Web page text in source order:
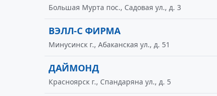
Большая Мурта пос., Садовая ул., д. 3
ВЭЛЛ-С ФИРМА
Минусинск г., Абаканская ул., д. 51
ДАЙМОНД
Красноярск г., Спандаряна ул., д. 5